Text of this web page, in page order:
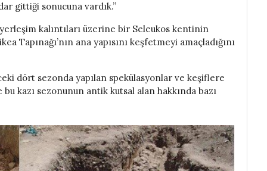
gittiği sonucuna vardık.”
kalıntıları üzerine bir Seleukos kentinin
Tapınağı’nın ana yapısını keşfetmeyi amaçladığını
dört sezonda yapılan spekülasyonlar ve keşiflere
bu kazı sezonunun antik kutsal alan hakkında bazı